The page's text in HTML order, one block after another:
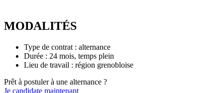
MODALITÉS
Type de contrat : alternance
Durée : 24 mois, temps plein
Lieu de travail : région grenobloise
Prêt à postuler à une alternance ?
Je candidate maintenant